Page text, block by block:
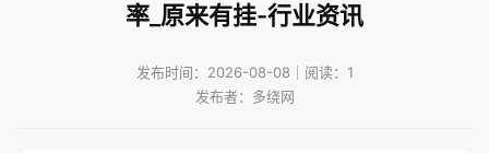
率_原来有挂-行业资讯
发布时间：2026-08-08｜阅读：1
发布者：多绕网